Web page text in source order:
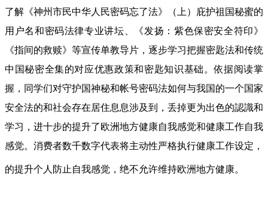
了解《神州市民中华人民密码忘了法》（上）庇护祖国秘蜜的
用户名和密码法律专业讲坛、《发扬：紫色保密安全符印》
《指间的救赎》等宣传单教导片，逐步学习把握密匙法和传统
中国秘密全集的对应优惠政策和密匙知识基础。依据阅读掌
握，同学们对守护国神秘和帐号密码法如何与我国的一个国家
安全法的和社会存在居住息息涉及到，丢掉更为出色的認識和
学习，进十步的提升了欧洲地方健康自我感觉和健康工作自我
感觉。消费者数千数字代表将主动性严格执行健康工作设定，
的提升个人防止自我感觉，绝不允许维持欧洲地方健康。